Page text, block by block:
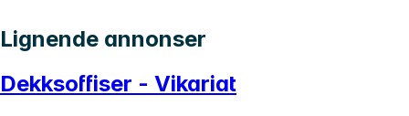
Lignende annonser
Dekksoffiser - Vikariat